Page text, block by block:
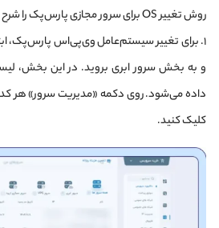
روش تغییر OS برای سرور مجازی پارس‌پک را شرح می‌دهیم:
۱. برای تغییر سیستم‌عامل وی‌پی‌اس پارس‌پک،
و به بخش سرور ابری بروید. در این بخش،
داده می‌شود. روی دکمه «مدیریت سرور» هر
کلیک کنید.